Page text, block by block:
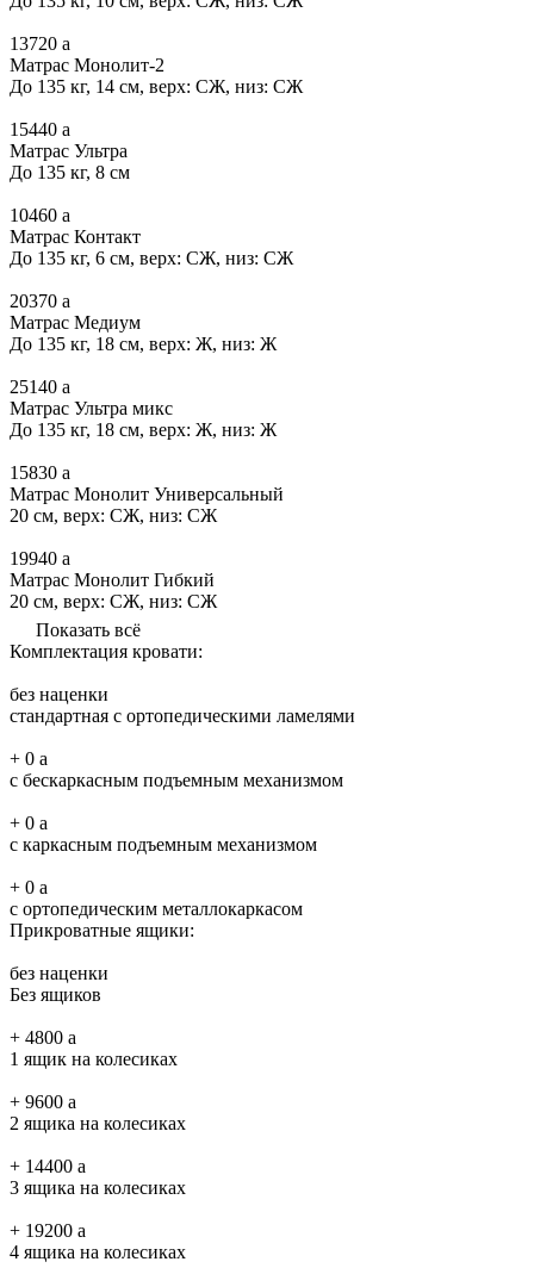
13720 a
Матрас Монолит-2
До 135 кг, 14 см, верх: СЖ, низ: СЖ
15440 a
Матрас Ультра
До 135 кг, 8 см
10460 a
Матрас Контакт
До 135 кг, 6 см, верх: СЖ, низ: СЖ
20370 a
Матрас Медиум
До 135 кг, 18 см, верх: Ж, низ: Ж
25140 a
Матрас Ультра микс
До 135 кг, 18 см, верх: Ж, низ: Ж
15830 a
Матрас Монолит Универсальный
20 см, верх: СЖ, низ: СЖ
19940 a
Матрас Монолит Гибкий
20 см, верх: СЖ, низ: СЖ
Показать всё
Комплектация кровати:
без наценки
стандартная с ортопедическими ламелями
+ 0 a
с бескаркасным подъемным механизмом
+ 0 a
с каркасным подъемным механизмом
+ 0 a
с ортопедическим металлокаркасом
Прикроватные ящики:
без наценки
Без ящиков
+ 4800 a
1 ящик на колесиках
+ 9600 a
2 ящика на колесиках
+ 14400 a
3 ящика на колесиках
+ 19200 a
4 ящика на колесиках